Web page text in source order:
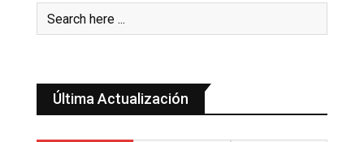
Última Actualización